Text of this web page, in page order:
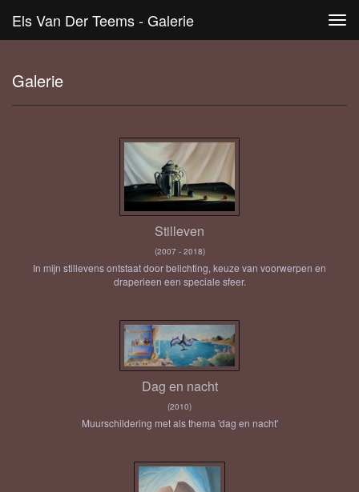
Els Van Der Teems - Galerie
Galerie
Stilleven
(2007 - 2018)
In mijn stillevens ontstaat door belichting, keuze van voorwerpen en
draperieen een speciale sfeer.
Dag en nacht
(2010)
Muurschildering met als thema 'dag en nacht'